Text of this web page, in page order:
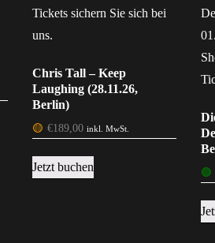
Chris Tall – Keep
Laughing (28.11.26,
Berlin)
🟡 €189,00 inkl. MwSt.
Jetzt buchen 🟢